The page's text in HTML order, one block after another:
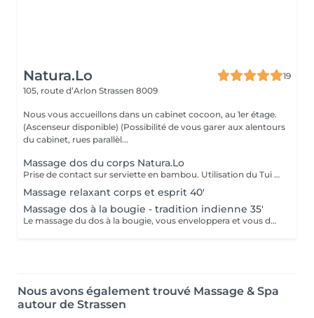
Natura.Lo
19
105, route d’Arlon Strassen 8009
Nous vous accueillons dans un cabinet cocoon, au 1er étage.
(Ascenseur disponible) (Possibilité de vous garer aux alentours
du cabinet, rues parallèl...
Massage dos du corps Natura.Lo
Prise de contact sur serviette en bambou. Utilisation du Tui Na afin d'améliorer la circulation énergétique, utilisation du Lomi-Lomi, utilisation méthode relaxante. Utilisation d'huile végétale. Pression selon vos besoins. (Du crâne jusqu'aux orteils) Chèque cadeau disponible (Montant de votre choix, celui-ci est à indiquer lors de votre demande)
Massage relaxant corps et esprit 40'
Massage dos à la bougie - tradition indienne 35'
Le massage du dos à la bougie, vous enveloppera et vous donnera une sensation très réconfortante, avec la bougie qui apporte son soin onctueux
Nous avons également trouvé Massage & Spa
autour de Strassen